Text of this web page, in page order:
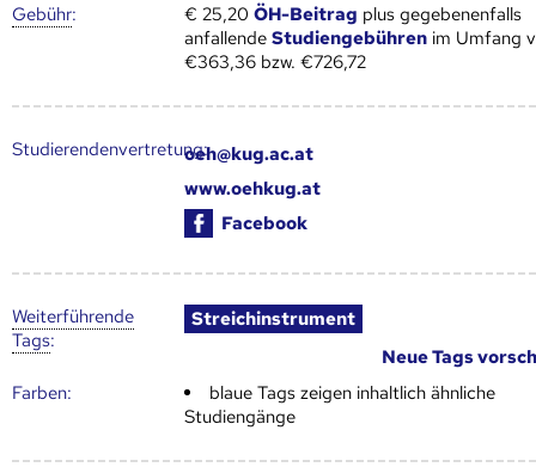
Gebühr: € 25,20ÖH-Beitrag plus gegebenenfalls
anfallendeStudiengebühren im Umfang
€363,36 bzw. €726,72
Studierendenvertretung:oeh@kug.ac.at
www.oehkug.at
Facebook
Weiter­führende
Tags:
Streichinstrument
Neue Tags
Farben:
blaue Tags zeigen inhaltlich ähnliche
Studiengänge